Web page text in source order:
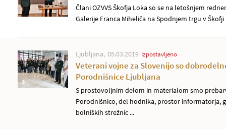
Člani OZVVS Škofja Loka so se na letošnjem
Galerije Franca Miheliča na Spodnjem trgu v Škofji
Ljubljana 05.03.2019 Izpostavljeno
Veterani vojne za Slovenijo so
Porodnišnice Ljubljana
S prostovoljnim delom in materialom smo
Porodnišnico, del hodnika, prostor informatorja,
bolniških strežnic ...